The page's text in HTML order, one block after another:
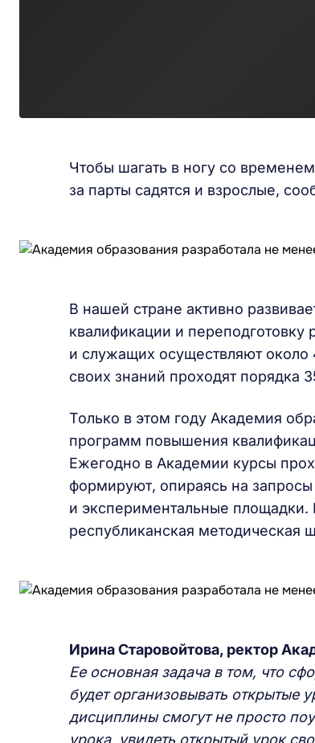
Чтобы шагать в ногу со
за парты садятся и взрослые,
В нашей стране активно
квалификации и переподготовку
и служащих осуществляют
своих знаний проходят порядка
Только в этом году Академия
программ повышения
Ежегодно в Академии курсы
формируют, опираясь на
и экспериментальные площадки.
республиканская методическая
Ирина Старовойтова, ректор
Ее основная задача в том, что
будет организовывать открытые
дисциплины смогут не просто
урока, увидеть открытый урок